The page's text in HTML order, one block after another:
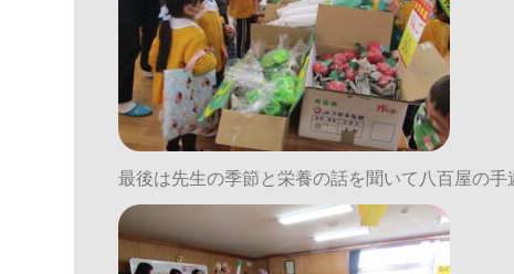
最後は先生の季節と栄養の話を聞いて八百屋の手